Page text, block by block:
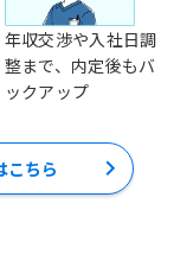
年収交渉や入社日調
整まで、内定後もバ
ックアップ
こちら